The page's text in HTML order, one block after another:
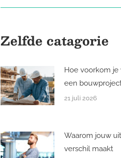
Zelfde catagorie
Hoe voorkom je
een
21 juli 2026
Waarom jouw
verschil maakt